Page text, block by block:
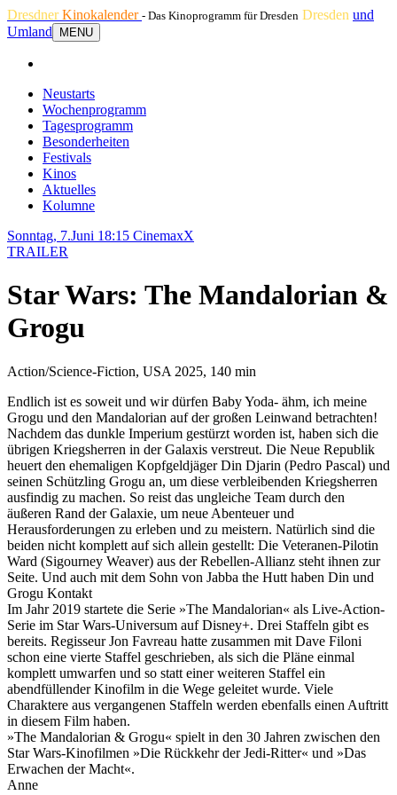
DresdnerKinokalender - Das Kinoprogramm für Dresden Dresden und
Umland
MENU
Neustarts
Wochenprogramm
Tagesprogramm
Besonderheiten
Festivals
Kinos
Aktuelles
Kolumne
Sonntag, 7.Juni 18:15 CinemaxX
TRAILER
Star Wars: The Mandalorian &
Grogu
Action/Science-Fiction, USA 2025, 140 min
Endlich ist es soweit und wir dürfen Baby Yoda- ähm, ich meine
Grogu und den Mandalorian auf der großen Leinwand betrachten!
Nachdem das dunkle Imperium gestürzt worden ist, haben sich die
übrigen Kriegsherren in der Galaxis verstreut. Die Neue Republik
heuert den ehemaligen Kopfgeldjäger Din Djarin (Pedro Pascal) und
seinen Schützling Grogu an, um diese verbleibenden Kriegsherren
ausfindig zu machen. So reist das ungleiche Team durch den
äußeren Rand der Galaxie, um neue Abenteuer und
Herausforderungen zu erleben und zu meistern. Natürlich sind die
beiden nicht komplett auf sich allein gestellt: Die Veteranen-Pilotin
Ward (Sigourney Weaver) aus der Rebellen-Allianz steht ihnen zur
Seite. Und auch mit dem Sohn von Jabba the Hutt haben Din und
Grogu Kontakt
Im Jahr 2019 startete die Serie »The Mandalorian« als Live-Action-
Serie im Star Wars-Universum auf Disney+. Drei Staffeln gibt es
bereits. Regisseur Jon Favreau hatte zusammen mit Dave Filoni
schon eine vierte Staffel geschrieben, als sich die Pläne einmal
komplett umwarfen und so statt einer weiteren Staffel ein
abendfüllender Kinofilm in die Wege geleitet wurde. Viele
Charaktere aus vergangenen Staffeln werden ebenfalls einen Auftritt
in diesem Film haben.
»The Mandalorian & Grogu« spielt in den 30 Jahren zwischen den
Star Wars-Kinofilmen »Die Rückkehr der Jedi-Ritter« und »Das
Erwachen der Macht«.
Anne